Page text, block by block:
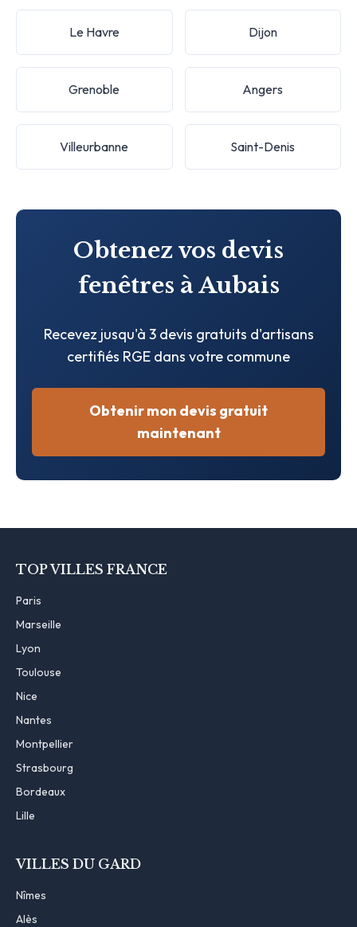
Le Havre Dijon
Grenoble Angers
Villeurbanne Saint-Denis
Obtenez vos devis
fenêtres à Aubais
Recevez jusqu'à 3 devis gratuits d'artisans
certifiés RGE dans votre commune
Obtenir mon devis gratuit
maintenant
TOP VILLES FRANCE
Paris
Marseille
Lyon
Toulouse
Nice
Nantes
Montpellier
Strasbourg
Bordeaux
Lille
VILLES DU GARD
Nîmes
Alès